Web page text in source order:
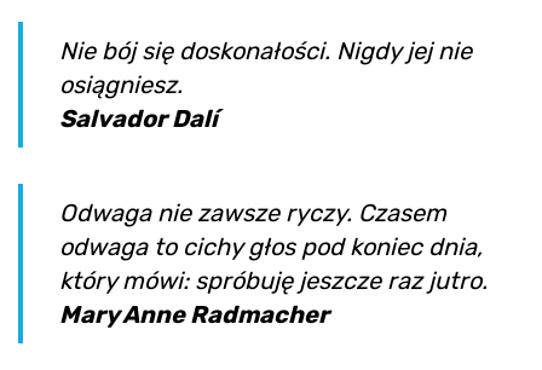
Nie bój się doskonałości. Nigdy jej nie
osiągniesz.
Salvador Dalí
Odwaga nie zawsze ryczy. Czasem
odwaga to cichy głos pod koniec dnia,
który mówi: spróbuję jeszcze raz jutro.
Mary Anne Radmacher